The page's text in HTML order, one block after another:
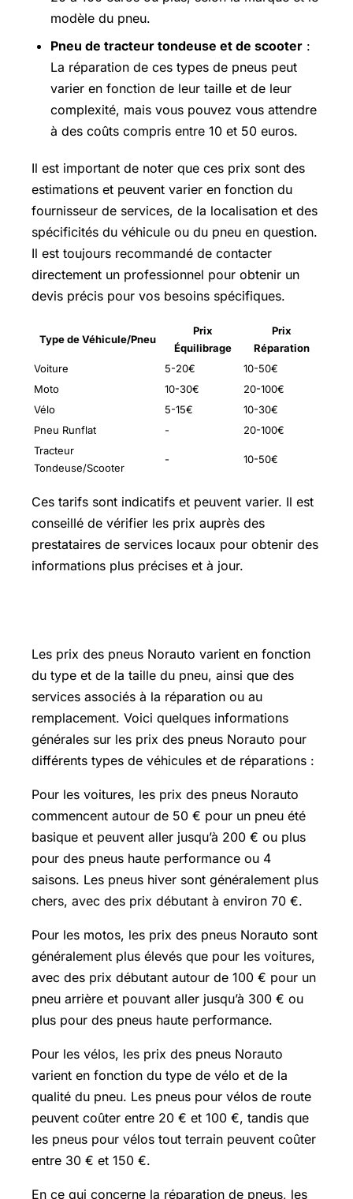
modèle du pneu.
Pneu de tracteur tondeuse et de scooter :
La réparation de ces types de pneus peut
varier en fonction de leur taille et de leur
complexité, mais vous pouvez vous attendre
à des coûts compris entre 10 et 50 euros.
Il est important de noter que ces prix sont des
estimations et peuvent varier en fonction du
fournisseur de services, de la localisation et des
spécificités du véhicule ou du pneu en question.
Il est toujours recommandé de contacter
directement un professionnel pour obtenir un
devis précis pour vos besoins spécifiques.
Type de Véhicule/Pneu
Prix
Équilibrage
Prix
Réparation
Voiture
5-20€
10-50€
Moto
10-30€
20-100€
Vélo
5-15€
10-30€
Pneu Runflat
-
20-100€
Tracteur
Tondeuse/Scooter
- 10-50€
Ces tarifs sont indicatifs et peuvent varier. Il est
conseillé de vérifier les prix auprès des
prestataires de services locaux pour obtenir des
informations plus précises et à jour.
Les prix des pneus Norauto varient en fonction
du type et de la taille du pneu, ainsi que des
services associés à la réparation ou au
remplacement. Voici quelques informations
générales sur les prix des pneus Norauto pour
différents types de véhicules et de réparations :
Pour les voitures, les prix des pneus Norauto
commencent autour de 50 € pour un pneu été
basique et peuvent aller jusqu’à 200 € ou plus
pour des pneus haute performance ou 4
saisons. Les pneus hiver sont généralement plus
chers, avec des prix débutant à environ 70 €.
Pour les motos, les prix des pneus Norauto sont
généralement plus élevés que pour les voitures,
avec des prix débutant autour de 100 € pour un
pneu arrière et pouvant aller jusqu’à 300 € ou
plus pour des pneus haute performance.
Pour les vélos, les prix des pneus Norauto
varient en fonction du type de vélo et de la
qualité du pneu. Les pneus pour vélos de route
peuvent coûter entre 20 € et 100 €, tandis que
les pneus pour vélos tout terrain peuvent coûter
entre 30 € et 150 €.
En ce qui concerne la réparation de pneus, les